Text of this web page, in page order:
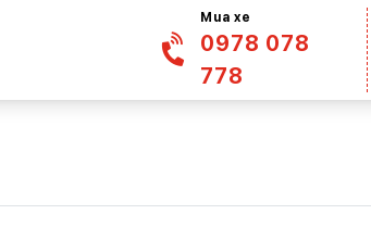
Mua xe
0978 078
778